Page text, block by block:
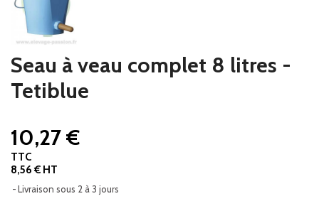
Seau à veau complet 8 litres -
Tetiblue
10,27 €
TTC
8,56 € HT
Livraison sous 2 à 3 jours